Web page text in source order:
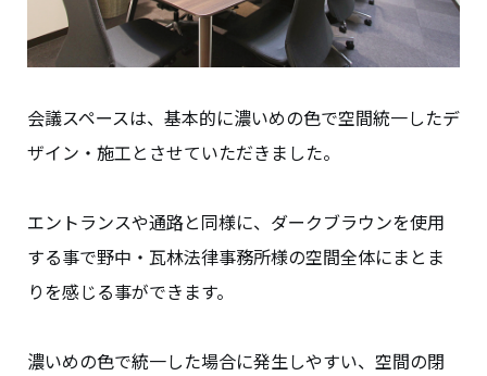
会議スペースは、基本的に濃いめの色で空間統一したデ
ザイン・施工とさせていただきました。
エントランスや通路と同様に、ダークブラウンを使用
する事で野中・瓦林法律事務所様の空間全体にまとま
りを感じる事ができます。
濃いめの色で統一した場合に発生しやすい、空間の閉